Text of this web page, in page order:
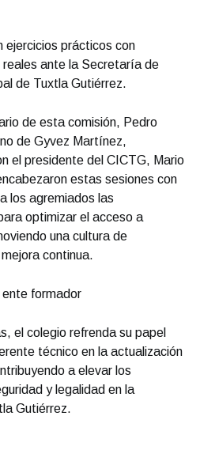
ejercicios prácticos con
ante la Secretaría de
de Tuxtla Gutiérrez.
de esta comisión, Pedro
de Gyvez Martínez,
el presidente del CICTG, Mario
estas sesiones con
los agremiados las
optimizar el acceso a
una cultura de
continua.
ente formador
el colegio refrenda su papel
técnico en la actualización
a elevar los
y legalidad en la
Gutiérrez.